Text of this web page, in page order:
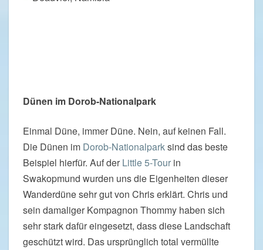
Dünen im Dorob-Nationalpark
Einmal Düne, immer Düne. Nein, auf keinen Fall.
Die Dünen im Dorob-Nationalparksind das beste
Beispiel hierfür. Auf der Little 5-Tour in
Swakopmund wurden uns die Eigenheiten dieser
Wanderdüne sehr gut von Chris erklärt. Chris und
sein damaliger Kompagnon Thommy haben sich
sehr stark dafür eingesetzt, dass diese Landschaft
geschützt wird. Das ursprünglich total vermüllte